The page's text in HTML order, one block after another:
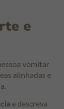
e
vomitar
alinhadas e
e descreva